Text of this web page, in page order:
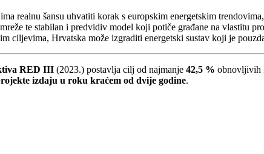
realnu šansu uhvatiti korak s europskim energetskim
te stabilan i predvidiv model koji potiče građane na vlastitu
ciljevima, Hrvatska može izgraditi energetski sustav koji je
RED III(2023.) postavlja cilj od najmanje 42,5 % obnovljivih
izdaju u roku kraćem od dvije godine.